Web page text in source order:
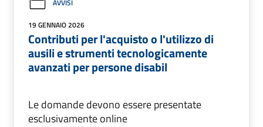
AVVISI
19 GENNAIO 2026
Contributi per l'acquisto o l'utilizzo di
ausili e strumenti tecnologicamente
avanzati per persone disabil
Le domande devono essere presentate
esclusivamente online